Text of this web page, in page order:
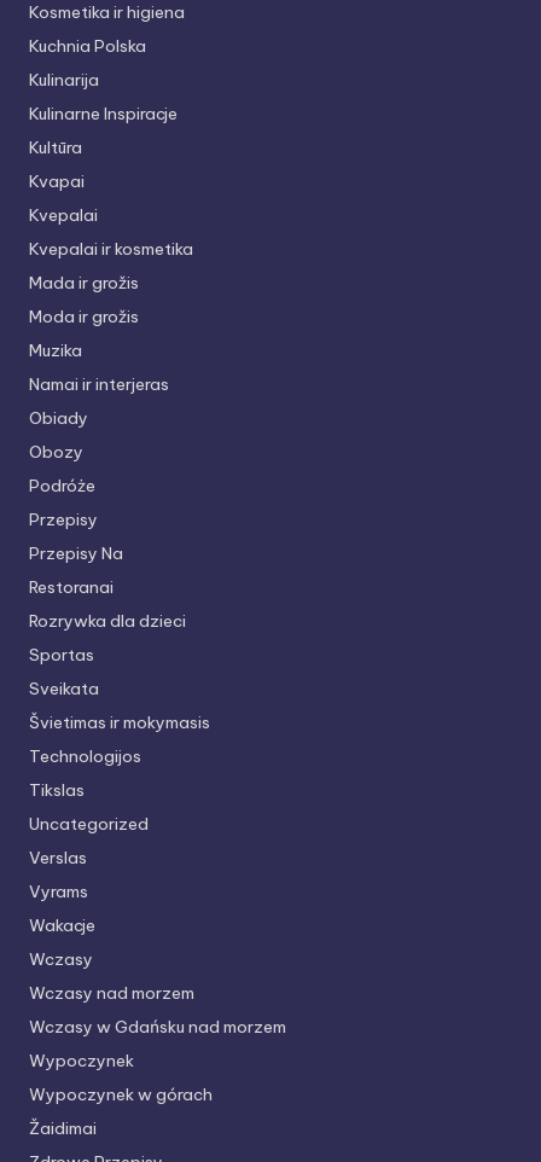
Kosmetika ir higiena
Kuchnia Polska
Kulinarija
Kulinarne Inspiracje
Kultūra
Kvapai
Kvepalai
Kvepalai ir kosmetika
Mada ir grožis
Moda ir grožis
Muzika
Namai ir interjeras
Obiady
Obozy
Podróże
Przepisy
Przepisy Na
Restoranai
Rozrywka dla dzieci
Sportas
Sveikata
Švietimas ir mokymasis
Technologijos
Tikslas
Uncategorized
Verslas
Vyrams
Wakacje
Wczasy
Wczasy nad morzem
Wczasy w Gdańsku nad morzem
Wypoczynek
Wypoczynek w górach
Žaidimai